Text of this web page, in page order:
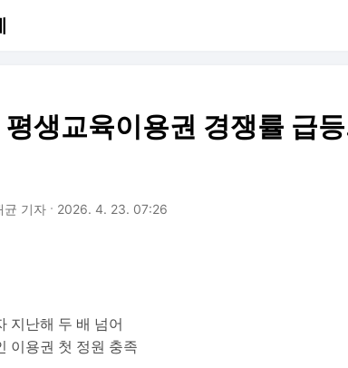
평생교육이용권 경쟁률 급
균 기자 2026. 4. 23. 07:26
지난해 두 배 넘어
이용권 첫 정원 충족